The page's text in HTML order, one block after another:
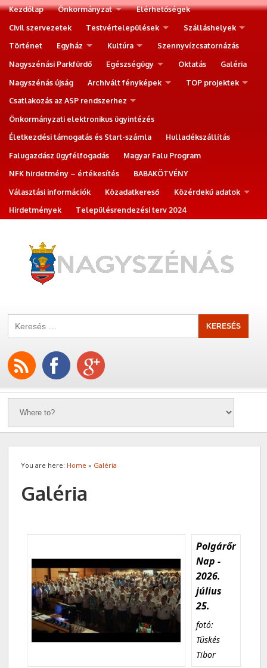
Kezdőlap Önkormányzat
Elérhetőségek
Civil szervezetek
Testvértelepülések
Szálláshelyek
Történet
Egyház Kultúra
Szennyvízcsatornázás
Nagyszénási Parkfürdő
Egészségügy Oktatás
Galéria
Nagyszénás újság
Archivált fényképek
TOP projektek
Csatlakozás az ASP rendszerhez
Önkormányzati elektronikus ügyintézés
Életkezdési támogatás és Start-számla
Hulladékszállítás
Falugazdász ügyfélfogadás
Magyar Falu Program
NFK hirdetmény – értékesítés
BABAKÖTVÉNY
Választási információk
Közadatkereső
Közérdekű adatok
Hirdetmények
Településrendezési terv 2024
You are here: Home » Galéria
Galéria
Polgárőr
Nap -
2026.
július
25.
fotó:
Tüskés
Tibor